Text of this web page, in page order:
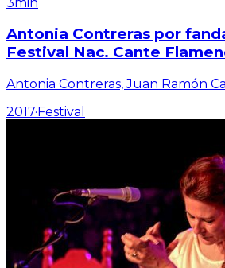
Antonia Contreras por
Festival Nac. Cante
Antonia Contreras, Juan Ramón
2017·Festival